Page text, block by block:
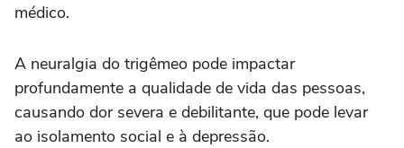
médico.
A neuralgia do trigêmeo pode impactar
profundamente a qualidade de vida das pessoas,
causando dor severa e debilitante, que pode levar
ao isolamento social e à depressão.